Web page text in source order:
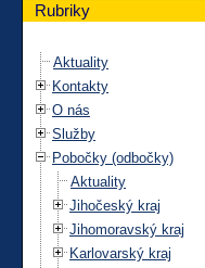
Rubriky
Aktuality
Kontakty
O nás
Služby
Pobočky (odbočky)
Aktuality
Jihočeský kraj
Jihomoravský kraj
Karlovarský kraj